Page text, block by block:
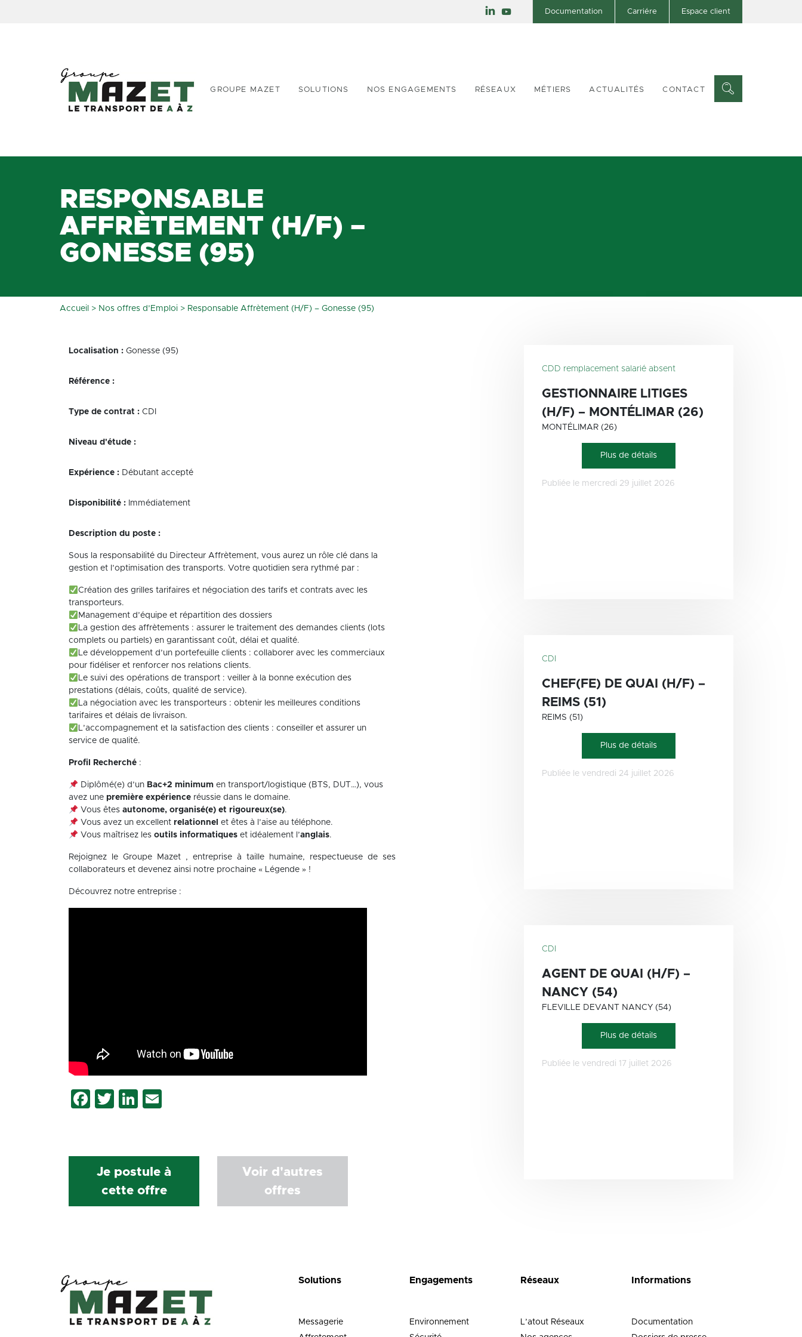
Documentation Carriére Espace client
GROUPE MAZET SOLUTIONS NOS ENGAGEMENTS RÉSEAUX MÉTIERS ACTUALITÉS CONTACT
RESPONSABLE
AFFRÈTEMENT (H/F) –
GONESSE (95)
Accueil > Nos offres d’Emploi > Responsable Affrètement (H/F) – Gonesse (95)
Localisation : Gonesse (95)
Référence :
Type de contrat : CDI
Niveau d'étude :
Expérience : Débutant accepté
Disponibilité : Immédiatement
Description du poste :
Sous la responsabilité du Directeur Affrètement, vous aurez un rôle clé dans la
gestion et l’optimisation des transports. Votre quotidien sera rythmé par :
Création des grilles tarifaires et négociation des tarifs et contrats avec les
transporteurs.
Management d’équipe et répartition des dossiers
La gestion des affrètements : assurer le traitement des demandes clients (lots
complets ou partiels) en garantissant coût, délai et qualité.
Le développement d’un portefeuille clients : collaborer avec les commerciaux
pour fidéliser et renforcer nos relations clients.
Le suivi des opérations de transport : veiller à la bonne exécution des
prestations (délais, coûts, qualité de service).
La négociation avec les transporteurs : obtenir les meilleures conditions
tarifaires et délais de livraison.
L’accompagnement et la satisfaction des clients : conseiller et assurer un
service de qualité.
Profil Recherché :
Diplômé(e) d’un Bac+2 minimumen transport/logistique (BTS, DUT…), vous
avez une première expérience réussie dans le domaine.
Vous êtes autonome, organisé(e) et rigoureux(se).
Vous avez un excellent relationnel et êtes à l’aise au téléphone.
Vous maîtrisez les outils informatiqueset idéalement l’anglais.
Rejoignez le Groupe Mazet , entreprise à taille humaine, respectueuse de ses
collaborateurs et devenez ainsi notre prochaine « Légende » !
Découvrez notre entreprise :
Je postule à
cette offre
Voir d'autres
offres
CDD remplacement salarié absent
GESTIONNAIRE LITIGES
(H/F) – MONTÉLIMAR (26)
MONTÉLIMAR (26)
Plus de détails
Publiée le mercredi 29 juillet 2026
CDI
CHEF(FE) DE QUAI (H/F) –
REIMS (51)
REIMS (51)
Plus de détails
Publiée le vendredi 24 juillet 2026
CDI
AGENT DE QUAI (H/F) –
NANCY (54)
FLEVILLE DEVANT NANCY (54)
Plus de détails
Publiée le vendredi 17 juillet 2026
Solutions
Messagerie
Engagements
Environnement
Réseaux
L’atout Réseaux
Informations
Documentation